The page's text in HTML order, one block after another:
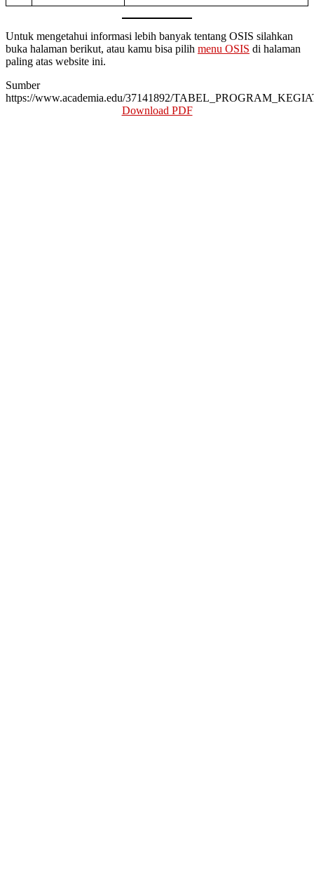
Untuk mengetahui informasi lebih banyak tentang OSIS silahkan
buka halaman berikut, atau kamu bisa pilih menu OSIS di halaman
paling atas website ini.
Sumber
https://www.academia.edu/37141892/
Download PDF